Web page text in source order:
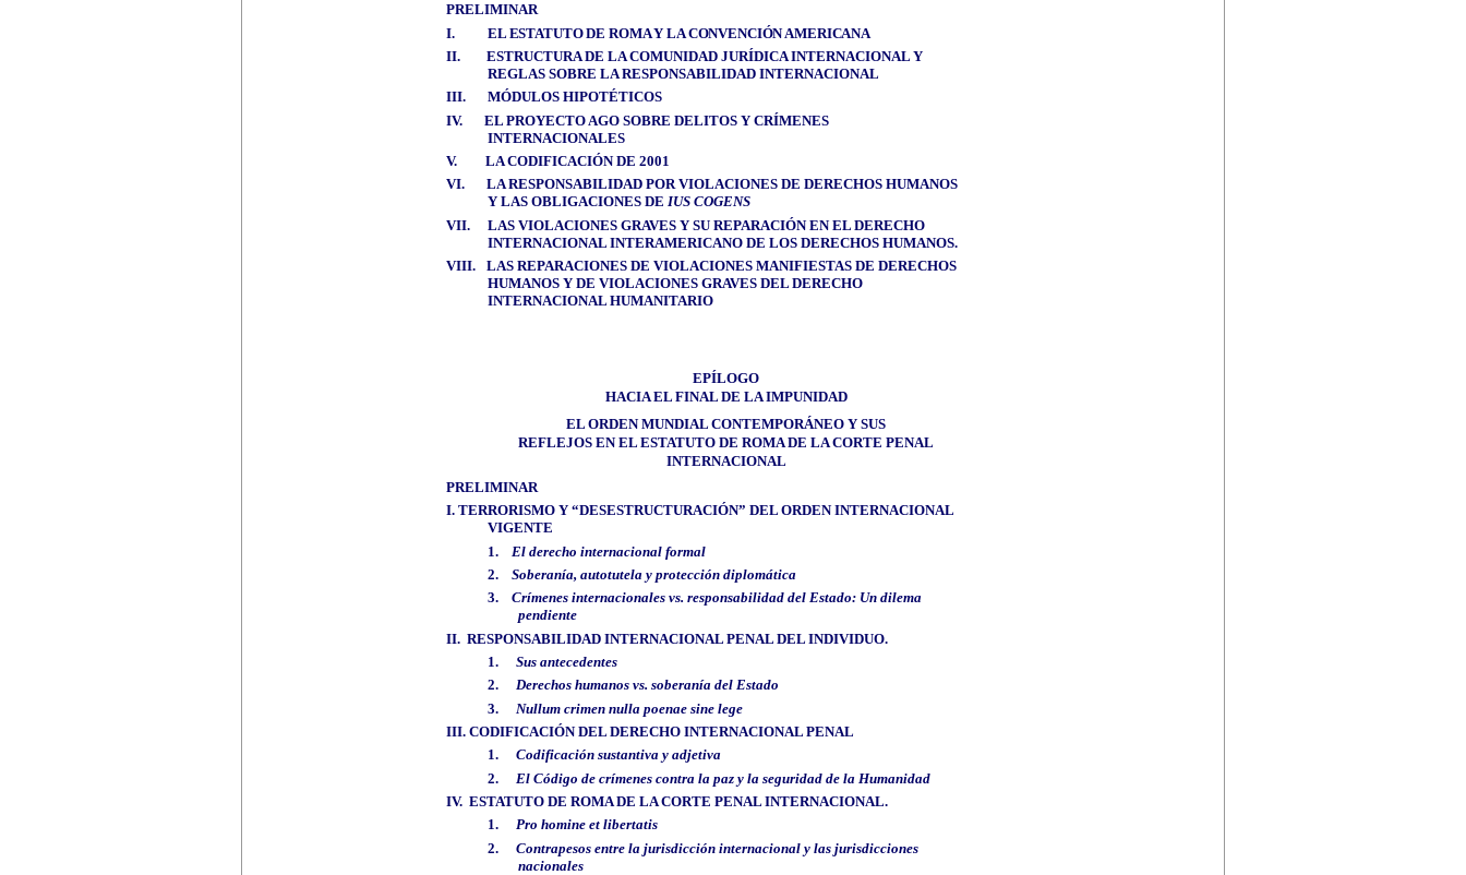
PRELIMINAR
I.
EL ESTATUTO DE ROMA Y LA CONVENCIÓN AMERICANA
II.
ESTRUCTURA DE LA COMUNIDAD JURÍDICA INTERNACIONAL Y
REGLAS SOBRE LA RESPONSABILIDAD INTERNACIONAL
III.
MÓDULOS HIPOTÉTICOS
IV.
EL PROYECTO AGO SOBRE DELITOS Y CRÍMENES
INTERNACIONALES
V.
LA CODIFICACIÓN DE 2001
VI.
LA RESPONSABILIDAD POR VIOLACIONES DE DERECHOS HUMANOS
Y LAS OBLIGACIONES DE IUS COGENS
VII.
LAS VIOLACIONES GRAVES Y SU REPARACIÓN EN EL DERECHO
INTERNACIONAL INTERAMERICANO DE LOS DERECHOS HUMANOS.
VIII.
LAS REPARACIONES DE VIOLACIONES MANIFIESTAS DE DERECHOS
HUMANOS Y DE VIOLACIONES GRAVES DEL DERECHO
INTERNACIONAL HUMANITARIO
EPÍLOGO
HACIA EL FINAL DE LA IMPUNIDAD
EL ORDEN MUNDIAL CONTEMPORÁNEO Y SUS
REFLEJOS EN EL ESTATUTO DE ROMA DE LA CORTE PENAL
INTERNACIONAL
PRELIMINAR
I. TERRORISMO Y “DESESTRUCTURACIÓN” DEL ORDEN INTERNACIONAL
VIGENTE
1.
El derecho internacional formal
2.
Soberanía, autotutela y protección diplomática
3.
Crímenes internacionales vs. responsabilidad del Estado: Un dilema
pendiente
II. RESPONSABILIDAD INTERNACIONAL PENAL DEL INDIVIDUO.
1.
Sus antecedentes
2.
Derechos humanos vs. soberanía del Estado
3.
Nullum crimen nulla poenae sine lege
III. CODIFICACIÓN DEL DERECHO INTERNACIONAL PENAL
1.
Codificación sustantiva y adjetiva
2.
El Código de crímenes contra la paz y la seguridad de la Humanidad
IV. ESTATUTO DE ROMA DE LA CORTE PENAL INTERNACIONAL.
1.
Pro homine et libertatis
2.
Contrapesos entre la jurisdicción internacional y las jurisdicciones
nacionales